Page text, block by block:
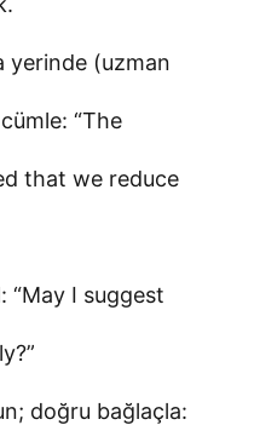
yerinde (uzman
“The
that we reduce
“May I suggest
doğru bağlaçla: